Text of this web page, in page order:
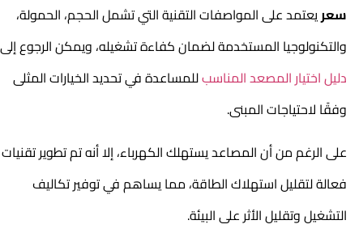
سعريعتمد على المواصفات التقنية التي تشمل الحجم، الحمولة،
والتكنولوجيا المستخدمة لضمان كفاءة تشغيله، ويمكن الرجوع إلى
دليل اختيار المصعد المناسبللمساعدة في تحديد الخيارات المثلى
وفقًا لاحتياجات المبنى.
على الرغم من أن المصاعد يستهلك الكهرباء، إلا أنه تم تطوير تقنيات
فعالة لتقليل استهلاك الطاقة، مما يساهم في توفير تكاليف
التشغيل وتقليل الأثر على البيئة.